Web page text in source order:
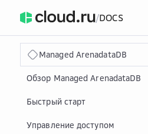
/DOCS
Managed ArenadataDB
Обзор Managed ArenadataDB
Быстрый старт
Управление доступом